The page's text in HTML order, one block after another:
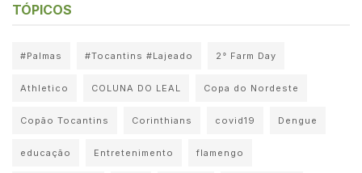
TÓPICOS
#Palmas #Tocantins #Lajeado 2° Farm Day
Athletico COLUNA DO LEAL Copa do Nordeste
Copão Tocantins Corinthians covid19 Dengue
educação Entretenimento flamengo